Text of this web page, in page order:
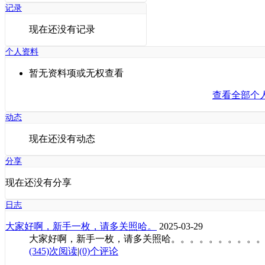
记录
现在还没有记录
个人资料
暂无资料项或无权查看
查看全部个
动态
现在还没有动态
分享
现在还没有分享
日志
大家好啊，新手一枚，请多关照哈。
2025-03-29
大家好啊，新手一枚，请多关照哈。。。。。。。。。。
(345)次阅读|(0)个评论